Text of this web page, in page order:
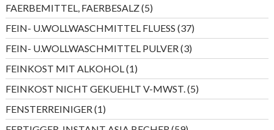
FAERBEMITTEL, FAERBESALZ 55
Produkte
FEIN- U.WOLLWASCHMITTEL FLUESS 3737
Produkte
FEIN- U.WOLLWASCHMITTEL PULVER 33
Produkte
FEINKOST MIT ALKOHOL 11
Produkt
FEINKOST NICHT GEKUEHLT V-MWST. 55
Produkte
FENSTERREINIGER 11
Produkt